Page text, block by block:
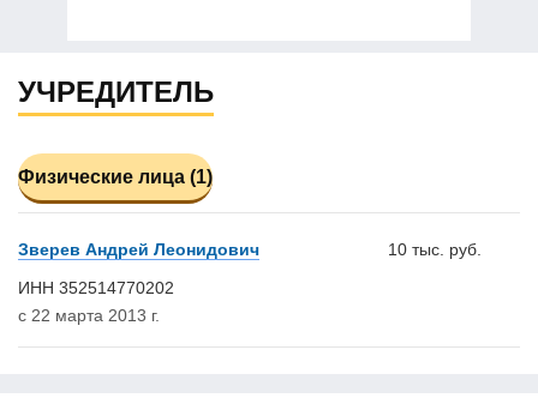
УЧРЕДИТЕЛЬ
Физические лица (1)
Зверев Андрей Леонидович
ИНН 352514770202
с 22 марта 2013 г.
10 тыс. руб.